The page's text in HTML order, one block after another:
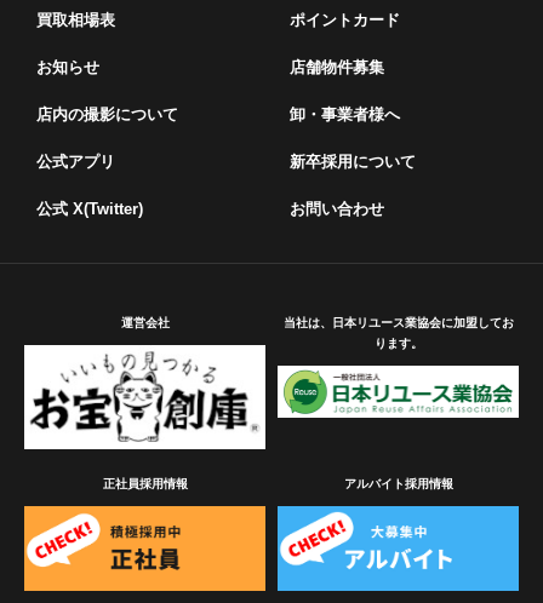
買取相場表
お知らせ
店内の撮影について
公式アプリ
公式 X(Twitter)
ポイントカード
店舗物件募集
卸・事業者様へ
新卒採用について
お問い合わせ
運営会社
当社は、日本リユース業協会に加盟してお
ります。
正社員採用情報 アルバイト採用情報